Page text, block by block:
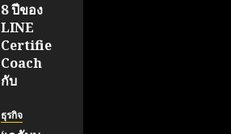
8 ปีของ
LINE
Certified
Coach
กับ
สร้าง
ธุรกิจ